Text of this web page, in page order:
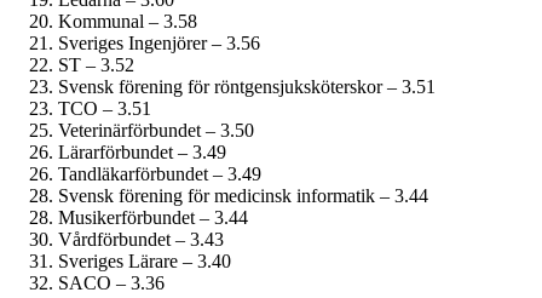
Kommunal – 3.58
Sveriges Ingenjörer – 3.56
ST – 3.52
Svensk förening för röntgensjuksköterskor – 3.51
TCO – 3.51
Veterinärförbundet – 3.50
Lärarförbundet – 3.49
Tandläkar­förbundet – 3.49
Svensk förening för medicinsk informatik – 3.44
Musiker­förbundet – 3.44
Vårdförbundet – 3.43
Sveriges Lärare – 3.40
SACO – 3.36